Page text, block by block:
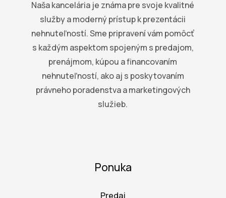
Naša kancelária je známa pre svoje kvalitné
služby a moderný prístup k prezentácii
nehnuteľností. Sme pripravení vám pomôcť
s každým aspektom spojeným s predajom,
prenájmom, kúpou a financovaním
nehnuteľností, ako aj s poskytovaním
právneho poradenstva a marketingových
služieb.
Ponuka
Predaj